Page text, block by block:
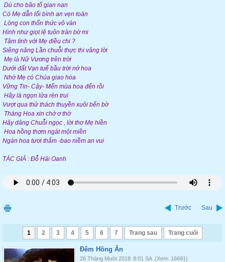
Dù cho bão tố gian nan
Có Mẹ dẫn lối bình an vẹn toàn
Lòng con thổn thức vô vàn
Hình như giọt lệ tuôn tràn bờ mi
Tâm tình với Mẹ điều chi ?
Siêng năng Lần chuỗi thực thi vâng lời
Mẹ là Nữ Vương trên trời
Dưới đất Vạn tuế bầu trời nở hoa
Nhờ Mẹ có Chúa giao hòa
Vững Tin- Cậy- Mến mùa hoa đến rồi
Hãy là ngọn lửa rèn trui
Vượt qua thử thách thuyền xuôi bến bờ
Tháng Hoa xin chớ ơ thờ
Hãy dâng Chuỗi ngọc , lời thơ Mẹ hiền
Hoa hồng thơm ngát một miền
Ngàn hoa tươi thắm -bao niềm an vui
TÁC GIẢ : Đỗ Hải Oanh
Trước Sau
1 2 3 4 5 6 7 Trang sau Trang cuối
Đêm Hồng Ân
26 Tháng Mười 2018 8:01 SA (Xem: 16691)